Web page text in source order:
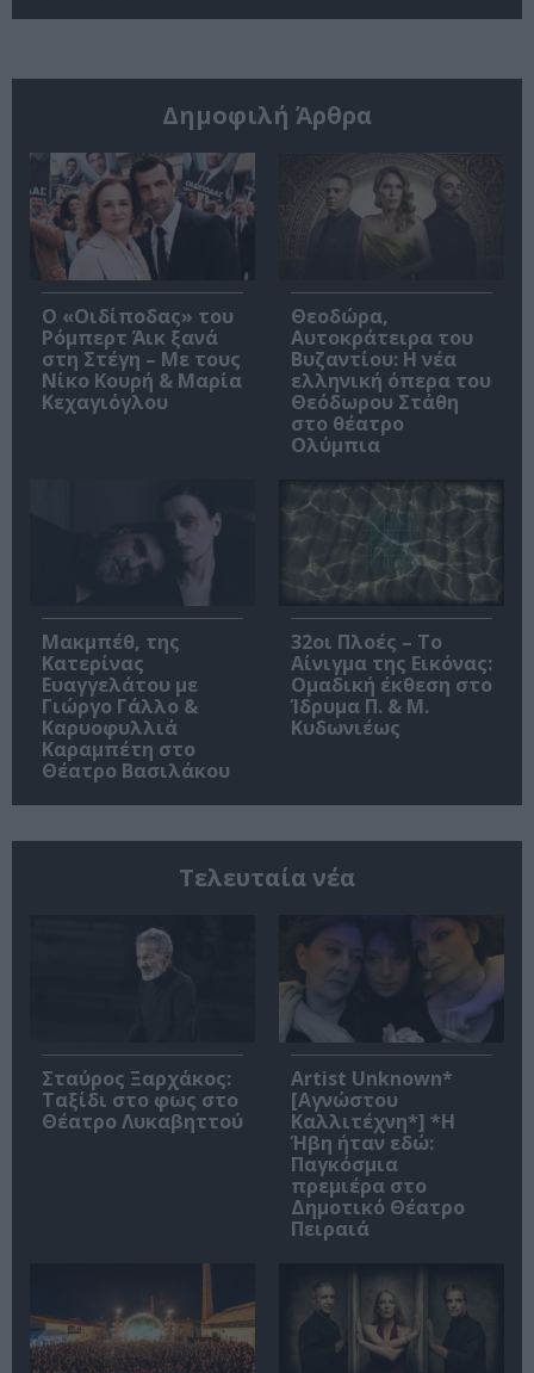
Δημοφιλή Άρθρα
O «Οιδίποδας» του
Ρόμπερτ Άικ ξανά
στη Στέγη – Με τους
Νίκο Κουρή & Μαρία
Κεχαγιόγλου
Θεοδώρα,
Αυτοκράτειρα του
Βυζαντίου: Η νέα
ελληνική όπερα του
Θεόδωρου Στάθη
στο θέατρο
Ολύμπια
Μακμπέθ, της
Κατερίνας
Ευαγγελάτου με
Γιώργο Γάλλο &
Καρυοφυλλιά
Καραμπέτη στο
Θέατρο Βασιλάκου
32οι Πλοές – Το
Αίνιγμα της Εικόνας:
Ομαδική έκθεση στο
Ίδρυμα Π. & Μ.
Κυδωνιέως
Τελευταία νέα
Σταύρος Ξαρχάκος:
Ταξίδι στο φως στο
Θέατρο Λυκαβηττού
Artist Unknown*
[Αγνώστου
Καλλιτέχνη*] *Η
Ήβη ήταν εδώ:
Παγκόσμια
πρεμιέρα στο
Δημοτικό Θέατρο
Πειραιά